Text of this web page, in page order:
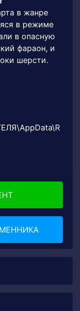
в жанре
в режиме
в опасную
фараон, и
шерсти.